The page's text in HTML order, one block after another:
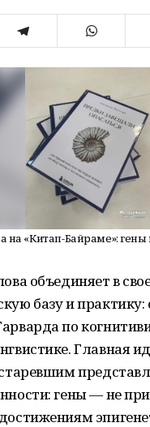
на «Китап-Байраме»:
объединяет в
базу и
по
Главная
гены — не